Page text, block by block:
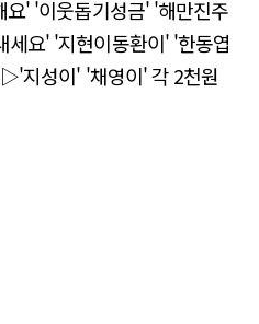
' '이웃돕기성금' '해만진주
요' '지현이동환이' '한동엽
지성이' '채영이' 각 2천원